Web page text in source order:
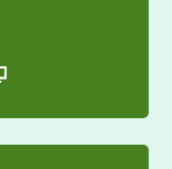
キーを含む
書（以下総
いいます）
とはできま